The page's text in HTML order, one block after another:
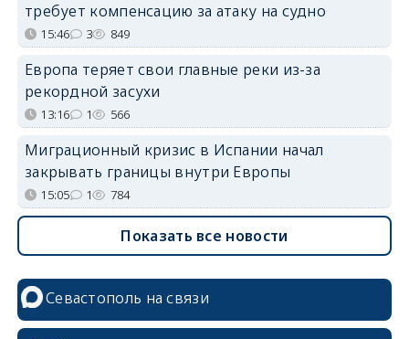
требует компенсацию за атаку на судно
15:46 3 849
Европа теряет свои главные реки из-за
рекордной засухи
13:16 1 566
Миграционный кризис в Испании начал
закрывать границы внутри Европы
15:05 1 784
Показать все новости
Севастополь на связи